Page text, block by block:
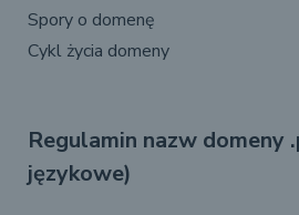
Spory o domenę
Cykl życia domeny
Regulamin nazw domeny
językowe)